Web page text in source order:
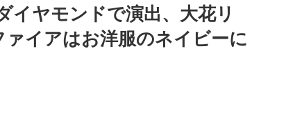
イヤモンドで演出、大花リ
ァイアはお洋服のネイビーに